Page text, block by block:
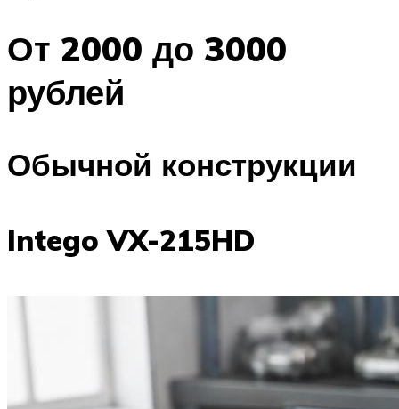
От 2000 до 3000
рублей
Обычной конструкции
Intego VX-215HD